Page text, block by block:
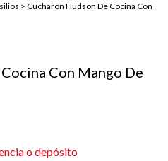
> Cucharon Hudson De Cocina Con
Con Mango De
o depósito